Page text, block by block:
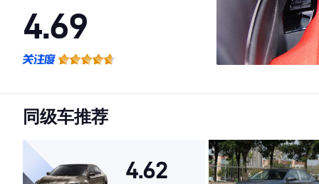
4.69
·空间表现较为优秀，优于62%同级车
同级车推荐
4.62